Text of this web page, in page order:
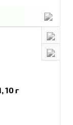
10 г